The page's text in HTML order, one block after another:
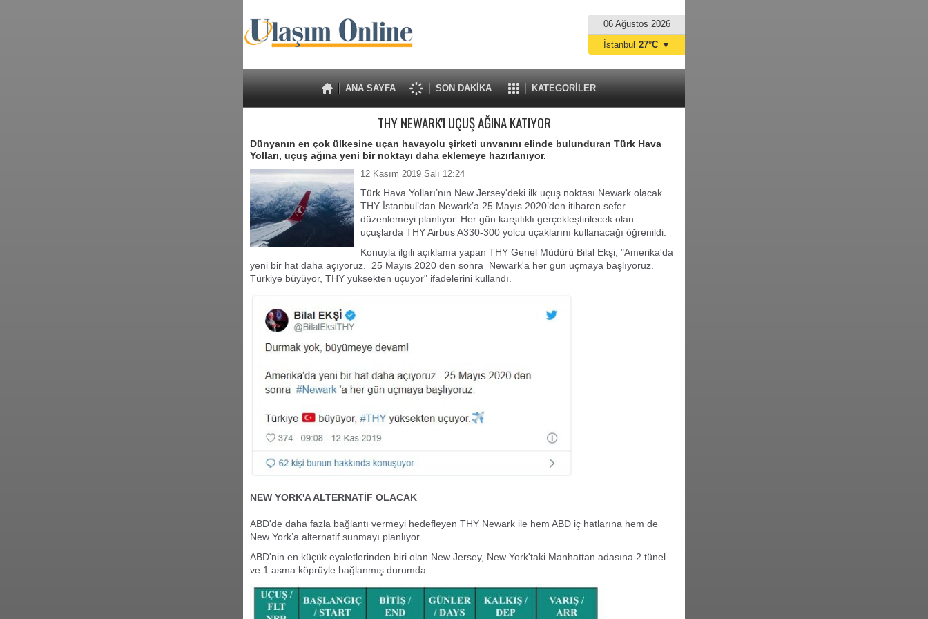
06 Ağustos 2026
ANA SAYFA SON DAKİKA KATEGORİLER
İstanbul 27°C ▼
THY NEWARK'I UÇUŞ AĞINA KATIYOR
Dünyanın en çok ülkesine uçan havayolu şirketi unvanını elinde bulunduran Türk Hava
Yolları, uçuş ağına yeni bir noktayı daha eklemeye hazırlanıyor.
12 Kasım 2019 Salı 12:24
Türk Hava Yolları’nın New Jersey'deki ilk uçuş noktası Newark olacak.
THY İstanbul’dan Newark’a 25 Mayıs 2020’den itibaren sefer
düzenlemeyi planlıyor. Her gün karşılıklı gerçekleştirilecek olan
uçuşlarda THY Airbus A330-300 yolcu uçaklarını kullanacağı öğrenildi.
Konuyla ilgili açıklama yapan THY Genel Müdürü Bilal Ekşi, "Amerika'da
yeni bir hat daha açıyoruz. 25 Mayıs 2020 den sonra Newark'a her gün uçmaya başlıyoruz.
Türkiye büyüyor, THY yüksekten uçuyor" ifadelerini kullandı.
NEW YORK'A ALTERNATİF OLACAK
ABD'de daha fazla bağlantı vermeyi hedefleyen THY Newark ile hem ABD iç hatlarına hem de
New York’a alternatif sunmayı planlıyor.
ABD'nin en küçük eyaletlerinden biri olan New Jersey, New York'taki Manhattan adasına 2 tünel
ve 1 asma köprüyle bağlanmış durumda.